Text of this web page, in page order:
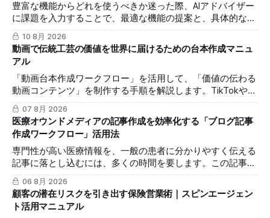
豊富な機能からどれを使うべきか迷った際、AIアドバイザー
に課題を入力することで、最適な機能の提案と、具体的な操
作方法が書かれたナレッジ記事のURLを受け取る手順を解説
します。
10 8月 2026
動画で伝統工芸の価値を世界に届けるための台本作成マニュ
アル
「動画台本作成ワークフロー」を活用して、「価値の伝わる
動画コンテンツ」を制作する手順を解説します。TikTokや
Instagramリールを通じた、国内若年層および海外市場への
効果的な発信を支援します。
07 8月 2026
医療オウンドメディアの記事作成を効率化する「ブログ記事
作成ワークフロー」活用法
専門性が高い医療情報を、一般の患者に分かりやすく伝える
記事に落とし込むには、多くの時間を要します。この記事で
は、mitsumonoAIの「ブログ記事作成ワークフロー」を活用
し、SEOに配慮した質の高いブログ記事を効率的に作成し、
発信力を最大化する方法を解説します。
06 8月 2026
顧客の潜在リスクを引き出す保険営業術｜スピンエージェン
ト活用マニュアル